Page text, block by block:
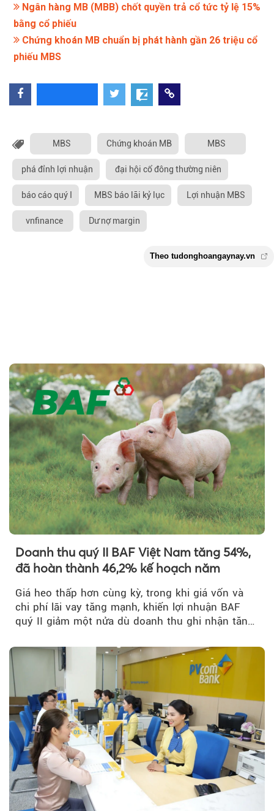
Ngân hàng MB (MBB) chốt quyền trả cổ tức tỷ lệ 15%
bằng cổ phiếu
Chứng khoán MB chuẩn bị phát hành gần 26 triệu cổ
phiếu MBS
MBS Chứng khoán MB MBS
phá đỉnh lợi nhuận đại hội cổ đông thường niên
báo cáo quý I MBS báo lãi kỷ lục Lợi nhuận MBS
vnfinance Dư nợ margin
Theo
Doanh thu quý II BAF Việt Nam tăng 54%,
đã hoàn thành 46,2% kế hoạch năm
Giá heo thấp hơn cùng kỳ, trong khi giá vốn và
chi phí lãi vay tăng mạnh, khiến lợi nhuận BAF
quý II giảm một nửa dù doanh thu ghi nhận tăng